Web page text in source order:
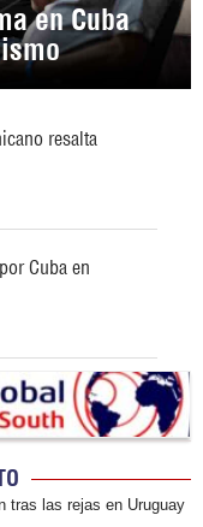
en Cuba
resalta
Cuba en
tras las rejas en Uruguay